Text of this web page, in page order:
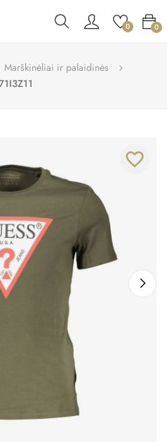
0 0
Marškinėliai ir palaidinės
favorite_border